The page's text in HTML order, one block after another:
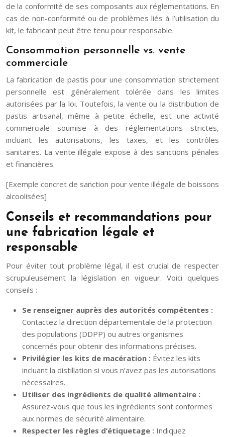
de la conformité de ses composants aux réglementations. En
cas de non-conformité ou de problèmes liés à l’utilisation du
kit, le fabricant peut être tenu pour responsable.
Consommation personnelle vs. vente
commerciale
La fabrication de pastis pour une consommation strictement
personnelle est généralement tolérée dans les limites
autorisées par la loi. Toutefois, la vente ou la distribution de
pastis artisanal, même à petite échelle, est une activité
commerciale soumise à des réglementations strictes,
incluant les autorisations, les taxes, et les contrôles
sanitaires. La vente illégale expose à des sanctions pénales
et financières.
[Exemple concret de sanction pour vente illégale de boissons
alcoolisées]
Conseils et recommandations pour
une fabrication légale et
responsable
Pour éviter tout problème légal, il est crucial de respecter
scrupuleusement la législation en vigueur. Voici quelques
conseils :
Se renseigner auprès des autorités compétentes :
Contactez la direction départementale de la protection
des populations (DDPP) ou autres organismes
concernés pour obtenir des informations précises.
Privilégier les kits de macération : Évitez les kits
incluant la distillation si vous n’avez pas les autorisations
nécessaires.
Utiliser des ingrédients de qualité alimentaire :
Assurez-vous que tous les ingrédients sont conformes
aux normes de sécurité alimentaire.
Respecter les règles d’étiquetage : Indiquez